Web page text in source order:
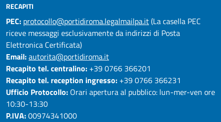
RECAPITI
PEC: protocollo@portidiroma.legalmailpa.it(La casella PEC
riceve messaggi esclusivamente da indirizzi di Posta
Elettronica Certificata)
Email:autorita@portidiroma.it
Recapito tel. centralino: +39 0766 366201
Recapito tel. reception ingresso: +39 0766 366231
Ufficio Protocollo: Orari apertura al pubblico: lun-mer-ven ore
10:30-13:30
P.IVA:00974341000